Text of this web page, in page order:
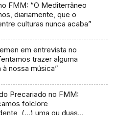
FMM: “O Mediterrâneo
diariamente, que o
culturas nunca acaba”
em entrevista no
trazer alguma
à nossa música”
Precariado no FMM:
folclore
(…) uma ou duas